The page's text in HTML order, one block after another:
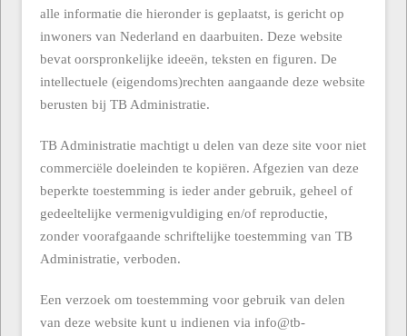
alle informatie die hieronder is geplaatst, is gericht op
inwoners van Nederland en daarbuiten. Deze website
bevat oorspronkelijke ideeën, teksten en figuren. De
intellectuele (eigendoms)rechten aangaande deze website
berusten bij TB Administratie.
TB Administratie machtigt u delen van deze site voor niet
commerciële doeleinden te kopiëren. Afgezien van deze
beperkte toestemming is ieder ander gebruik, geheel of
gedeeltelijke vermenigvuldiging en/of reproductie,
zonder voorafgaande schriftelijke toestemming van TB
Administratie, verboden.
Een verzoek om toestemming voor gebruik van delen
van deze website kunt u indienen via info@tb-